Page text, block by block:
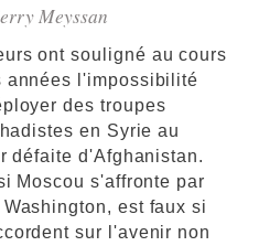
Meyssan
ont souligné au cours
années l'impossibilité
des troupes
en Syrie au
défaite d'Afghanistan.
Moscou s'affronte par
est faux si
sur l'avenir non